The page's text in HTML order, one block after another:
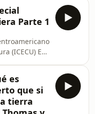
es
fresas?
para
es
de las islas?
Parte 1
En
del
de
el ICECU
es
que si
tierra